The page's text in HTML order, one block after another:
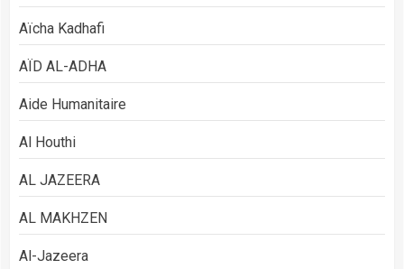
Aïcha Kadhafi
AÏD AL-ADHA
Aide Humanitaire
Al Houthi
AL JAZEERA
AL MAKHZEN
Al-Jazeera